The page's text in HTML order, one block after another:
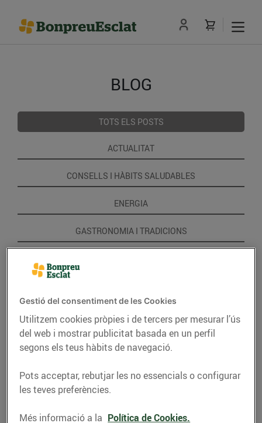
BLOG
TOTS ELS POSTS
ACTUALITAT
CONSELLS I HÀBITS SALUDABLES
ENERGIA
GASTRONOMIA I TRADICIONS
Gestió del consentiment de les Cookies
Utilitzem cookies pròpies i de tercers per mesurar l’ús
del web i mostrar publicitat basada en un perfil
segons els teus hàbits de navegació.
Pots acceptar, rebutjar les no essencials o configurar
les teves preferències.
Més informació a la Política de Cookies.